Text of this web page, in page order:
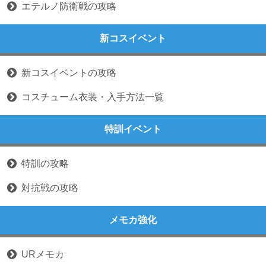
エテルノ防衛戦の攻略
新コスイベント
新コスイベントの攻略
コスチューム衣装・入手方法一覧
特訓イベント
特訓の攻略
対抗戦の攻略
メモカ強化
URメモカ